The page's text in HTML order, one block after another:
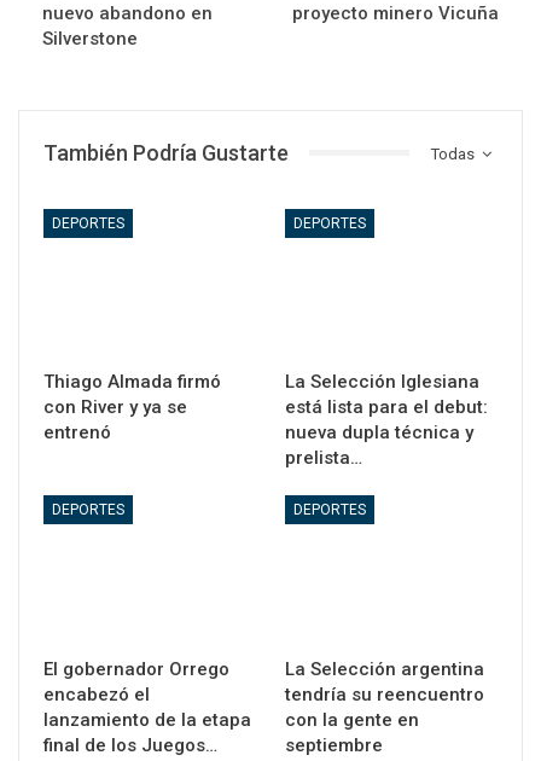
nuevo abandono en
Silverstone
proyecto minero Vicuña
Todas
También Podría Gustarte
DEPORTES
Thiago Almada firmó
con River y ya se
entrenó
DEPORTES
La Selección Iglesiana
está lista para el debut:
nueva dupla técnica y
prelista…
DEPORTES
El gobernador Orrego
encabezó el
lanzamiento de la etapa
final de los Juegos…
DEPORTES
La Selección argentina
tendría su reencuentro
con la gente en
septiembre